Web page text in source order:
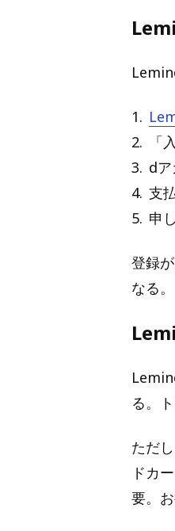
1.
2.
「
3. dア
4. 支
5. 申
登録
なる。
る。
ただ
ドカ
要。